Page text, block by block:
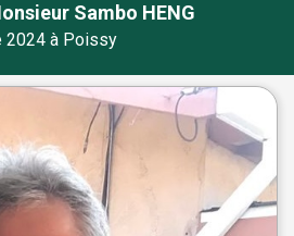
Sambo HENG
2024 à Poissy